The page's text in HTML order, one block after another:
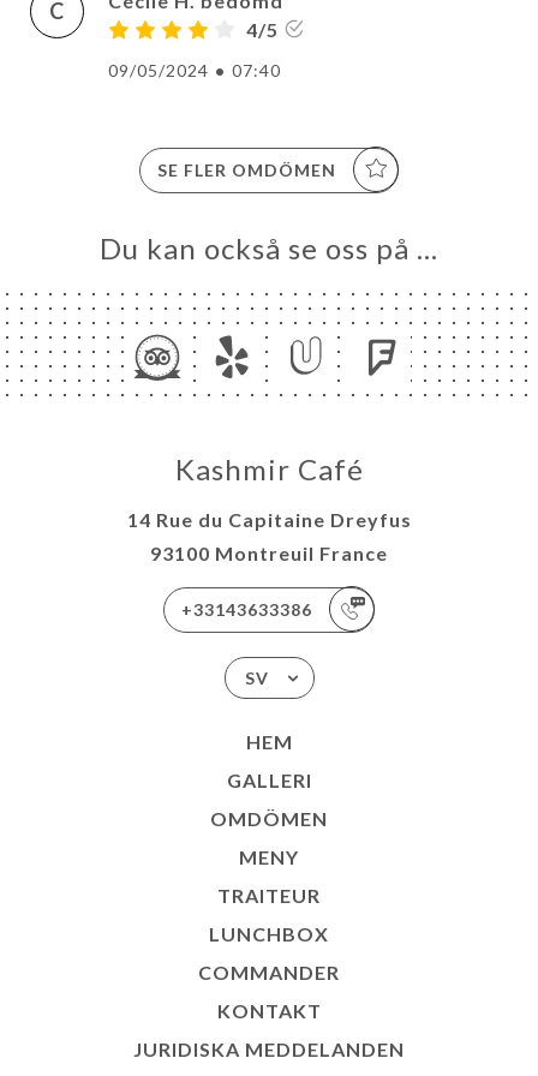
C
4/5
09/05/2024 • 07:40
SE FLER OMDÖMEN
Du kan också se oss på …
Kashmir Café
14 Rue du Capitaine Dreyfus
93100 Montreuil France
+33143633386
SV
HEM
GALLERI
OMDÖMEN
MENY
TRAITEUR
LUNCHBOX
COMMANDER
KONTAKT
JURIDISKA MEDDELANDEN